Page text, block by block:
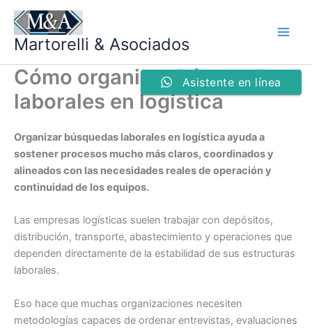
contenido
Martorelli & Asociados
Cómo organizar búsquedas
laborales en logística
Organizar búsquedas laborales en logística ayuda a
sostener procesos mucho más claros, coordinados y
alineados con las necesidades reales de operación y
continuidad de los equipos.
Las empresas logísticas suelen trabajar con depósitos,
distribución, transporte, abastecimiento y operaciones que
dependen directamente de la estabilidad de sus estructuras
laborales.
Eso hace que muchas organizaciones necesiten
metodologías capaces de ordenar entrevistas, evaluaciones
Asistente en línea